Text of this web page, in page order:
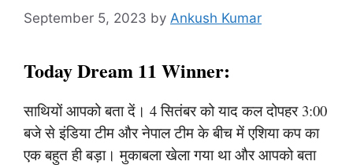
September 5, 2023 by Ankush Kumar
Today Dream 11 Winner:
साथियों आपको बता दें। 4 सितंबर को याद कल दोपहर 3:00
बजे से इंडिया टीम और नेपाल टीम के बीच में एशिया कप का
एक बहुत ही बड़ा। मुकाबला खेला गया था और आपको बता